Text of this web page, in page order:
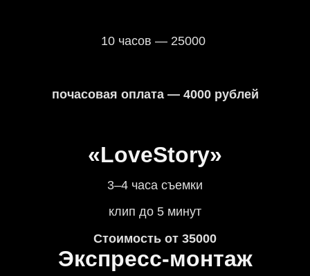
10 часов — 25000
почасовая оплата — 4000 рублей
«LoveStory»
3–4 часа съемки
клип до 5 минут
Стоимость от 35000
Экспресс-монтаж